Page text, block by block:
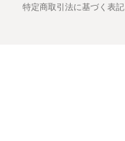
特定商取引法に基づく表記